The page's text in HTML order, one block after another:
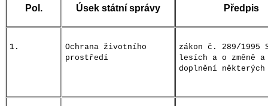
Pol. Úsek státní správy Předpis
1.
Ochrana životního
prostředí
zákon č. 289/1995
lesích a o změně a
doplnění některých